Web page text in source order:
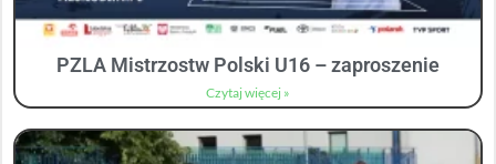
PZLA Mistrzostw Polski U16 – zaproszenie
Czytaj więcej »